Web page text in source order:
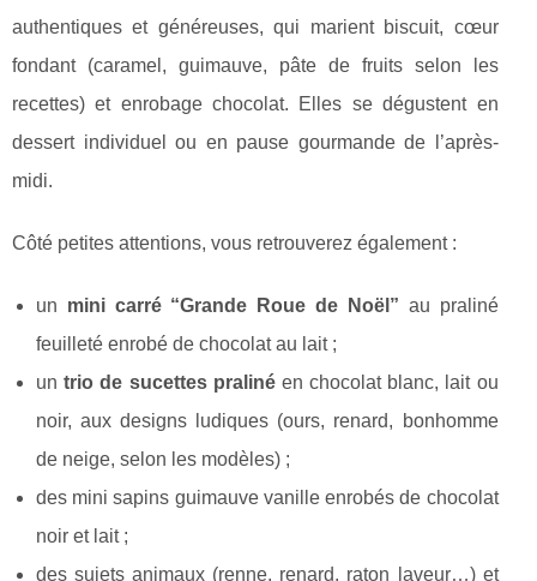
authentiques et généreuses, qui marient biscuit, cœur
fondant (caramel, guimauve, pâte de fruits selon les
recettes) et enrobage chocolat. Elles se dégustent en
dessert individuel ou en pause gourmande de l’après-
midi.
Côté petites attentions, vous retrouverez également :
un mini carré “Grande Roue de Noël” au praliné
feuilleté enrobé de chocolat au lait ;
untrio de sucettes pralinéen chocolat blanc, lait ou
noir, aux designs ludiques (ours, renard, bonhomme
de neige, selon les modèles) ;
des mini sapins guimauve vanille enrobés de chocolat
noir et lait ;
des sujets animaux (renne, renard, raton laveur…) et